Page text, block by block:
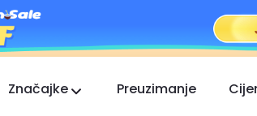
Značajke Preuzimanje